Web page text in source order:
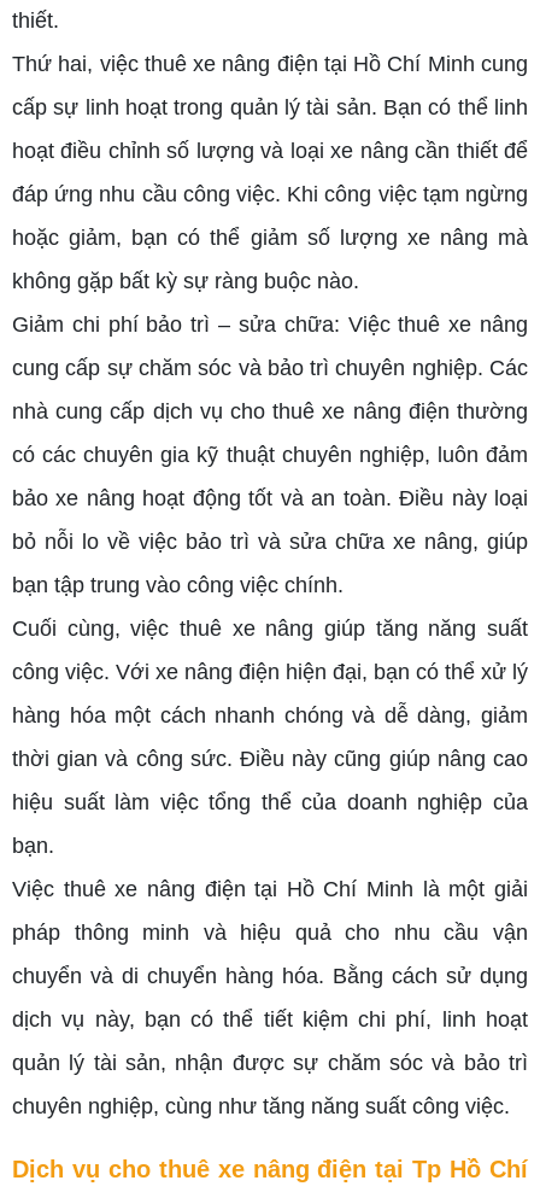
thiết.
Thứ hai, việc thuê xe nâng điện tại Hồ Chí Minh cung
cấp sự linh hoạt trong quản lý tài sản. Bạn có thể linh
hoạt điều chỉnh số lượng và loại xe nâng cần thiết để
đáp ứng nhu cầu công việc. Khi công việc tạm ngừng
hoặc giảm, bạn có thể giảm số lượng xe nâng mà
không gặp bất kỳ sự ràng buộc nào.
Giảm chi phí bảo trì – sửa chữa: Việc thuê xe nâng
cung cấp sự chăm sóc và bảo trì chuyên nghiệp. Các
nhà cung cấp dịch vụ cho thuê xe nâng điện thường
có các chuyên gia kỹ thuật chuyên nghiệp, luôn đảm
bảo xe nâng hoạt động tốt và an toàn. Điều này loại
bỏ nỗi lo về việc bảo trì và sửa chữa xe nâng, giúp
bạn tập trung vào công việc chính.
Cuối cùng, việc thuê xe nâng giúp tăng năng suất
công việc. Với xe nâng điện hiện đại, bạn có thể xử lý
hàng hóa một cách nhanh chóng và dễ dàng, giảm
thời gian và công sức. Điều này cũng giúp nâng cao
hiệu suất làm việc tổng thể của doanh nghiệp của
bạn.
Việc thuê xe nâng điện tại Hồ Chí Minh là một giải
pháp thông minh và hiệu quả cho nhu cầu vận
chuyển và di chuyển hàng hóa. Bằng cách sử dụng
dịch vụ này, bạn có thể tiết kiệm chi phí, linh hoạt
quản lý tài sản, nhận được sự chăm sóc và bảo trì
chuyên nghiệp, cùng như tăng năng suất công việc.
Dịch vụ cho thuê xe nâng điện tại Tp Hồ Chí